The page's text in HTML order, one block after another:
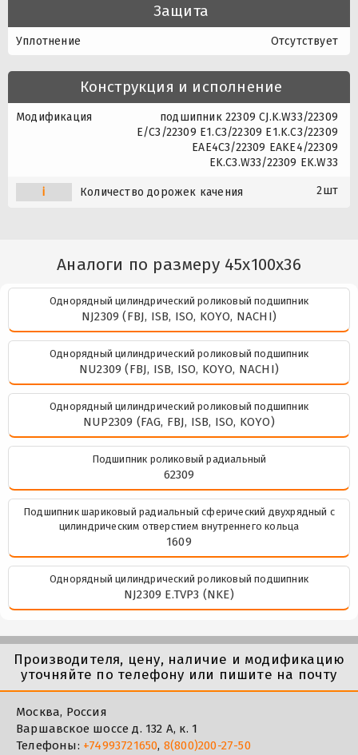
Защита
Уплотнение Отсутствует
Конструкция и исполнение
Модификация
подшипник 22309 CJ.K.W33/22309
E/C3/22309 E1.C3/22309 E1.K.C3/22309
EAE4C3/22309 EAKE4/22309
EK.C3.W33/22309 EK.W33
i Количество дорожек качения 2шт
Аналоги по размеру 45x100x36
Однорядный цилиндрический роликовый подшипник
NJ2309 (FBJ, ISB, ISO, KOYO, NACHI)
Однорядный цилиндрический роликовый подшипник
NU2309 (FBJ, ISB, ISO, KOYO, NACHI)
Однорядный цилиндрический роликовый подшипник
NUP2309 (FAG, FBJ, ISB, ISO, KOYO)
Подшипник роликовый радиальный
62309
Подшипник шариковый радиальный сферический двухрядный с
цилиндрическим отверстием внутреннего кольца
1609
Однорядный цилиндрический роликовый подшипник
NJ2309 E.TVP3 (NKE)
Производителя, цену, наличие и модификацию
уточняйте по телефону или пишите на почту
Москва, Россия
Варшавское шоссе д. 132 А, к. 1
Телефоны: +74993721650, 8(800)200-27-50